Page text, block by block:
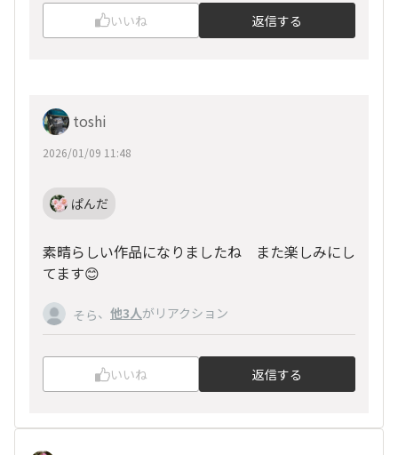
いいね 返信する
toshi
2026/01/09 11:48
ぱんだ
素晴らしい作品になりましたね また楽しみにし
てます😊
そら、 他3人がリアクション
いいね 返信する